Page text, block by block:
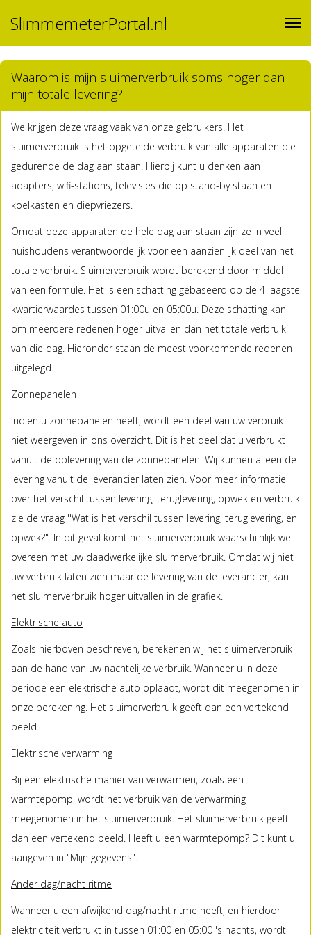
SlimmemeterPortal.nl
Waarom is mijn sluimerverbruik soms hoger dan
mijn totale levering?
We krijgen deze vraag vaak van onze gebruikers. Het
sluimerverbruik is het opgetelde verbruik van alle apparaten die
gedurende de dag aan staan. Hierbij kunt u denken aan
adapters, wifi-stations, televisies die op stand-by staan en
koelkasten en diepvriezers.
Omdat deze apparaten de hele dag aan staan zijn ze in veel
huishoudens verantwoordelijk voor een aanzienlijk deel van het
totale verbruik. Sluimerverbruik wordt berekend door middel
van een formule. Het is een schatting gebaseerd op de 4 laagste
kwartierwaardes tussen 01:00u en 05:00u. Deze schatting kan
om meerdere redenen hoger uitvallen dan het totale verbruik
van die dag. Hieronder staan de meest voorkomende redenen
uitgelegd.
Zonnepanelen
Indien u zonnepanelen heeft, wordt een deel van uw verbruik
niet weergeven in ons overzicht. Dit is het deel dat u verbruikt
vanuit de oplevering van de zonnepanelen. Wij kunnen alleen de
levering vanuit de leverancier laten zien. Voor meer informatie
over het verschil tussen levering, teruglevering, opwek en verbruik
zie de vraag ''Wat is het verschil tussen levering, teruglevering, en
opwek?". In dit geval komt het sluimerverbruik waarschijnlijk wel
overeen met uw daadwerkelijke sluimerverbruik. Omdat wij niet
uw verbruik laten zien maar de levering van de leverancier, kan
het sluimerverbruik hoger uitvallen in de grafiek.
Elektrische auto
Zoals hierboven beschreven, berekenen wij het sluimerverbruik
aan de hand van uw nachtelijke verbruik. Wanneer u in deze
periode een elektrische auto oplaadt, wordt dit meegenomen in
onze berekening. Het sluimerverbruik geeft dan een vertekend
beeld.
Elektrische verwarming
Bij een elektrische manier van verwarmen, zoals een
warmtepomp, wordt het verbruik van de verwarming
meegenomen in het sluimerverbruik. Het sluimerverbruik geeft
dan een vertekend beeld. Heeft u een warmtepomp? Dit kunt u
aangeven in "Mijn gegevens".
Ander dag/nacht ritme
Wanneer u een afwijkend dag/nacht ritme heeft, en hierdoor
elektriciteit verbruikt in tussen 01:00 en 05:00 's nachts, wordt